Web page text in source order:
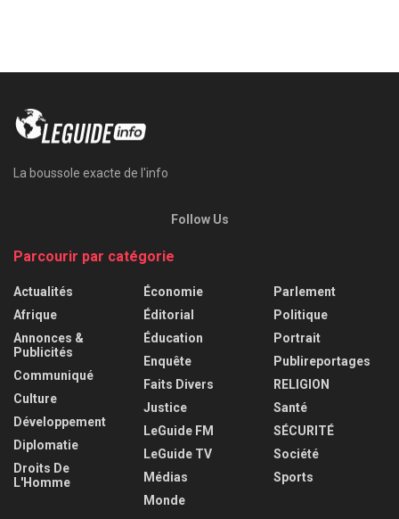
La boussole exacte de l'info
Follow Us
Parcourir par catégorie
Actualités
Afrique
Annonces &
Publicités
Communiqué
Culture
Développement
Diplomatie
Droits De
L'Homme
Économie
Éditorial
Éducation
Enquête
Faits Divers
Justice
LeGuide FM
LeGuide TV
Médias
Monde
Parlement
Politique
Portrait
Publireportages
RELIGION
Santé
SÉCURITÉ
Société
Sports